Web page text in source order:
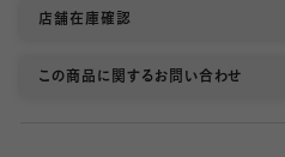
店舗在庫確認
この商品に関するお問い合わせ